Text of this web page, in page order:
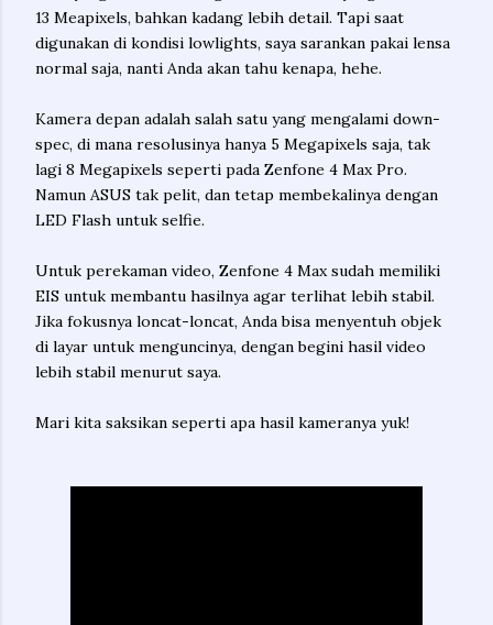
13 Meapixels, bahkan kadang lebih detail. Tapi saat
digunakan di kondisi lowlights, saya sarankan pakai lensa
normal saja, nanti Anda akan tahu kenapa, hehe.
Kamera depan adalah salah satu yang mengalami down-
spec, di mana resolusinya hanya 5 Megapixels saja, tak
lagi 8 Megapixels seperti pada Zenfone 4 Max Pro.
Namun ASUS tak pelit, dan tetap membekalinya dengan
LED Flash untuk selfie.
Untuk perekaman video, Zenfone 4 Max sudah memiliki
EIS untuk membantu hasilnya agar terlihat lebih stabil.
Jika fokusnya loncat-loncat, Anda bisa menyentuh objek
di layar untuk menguncinya, dengan begini hasil video
lebih stabil menurut saya.
Mari kita saksikan seperti apa hasil kameranya yuk!